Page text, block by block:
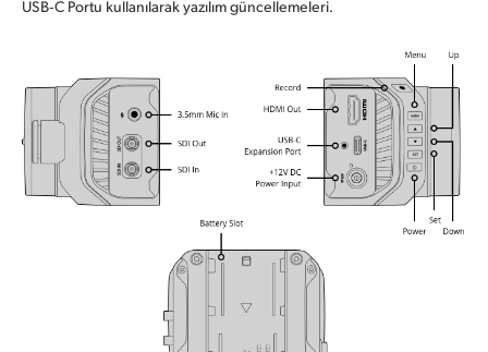
USB‑C Portu kullanılarak yazılım güncellemeleri.